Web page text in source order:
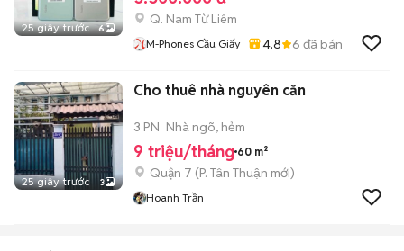
25 giây trước 6
Q. Nam Từ Liêm
M-Phones Cầu Giấy 4.8 6 đã bán
25 giây trước 3
Cho thuê nhà nguyên căn
3 PN Nhà ngõ, hẻm
9 triệu/tháng 60 m²
Quận 7 (P. Tân Thuận mới)
Hoanh Trần